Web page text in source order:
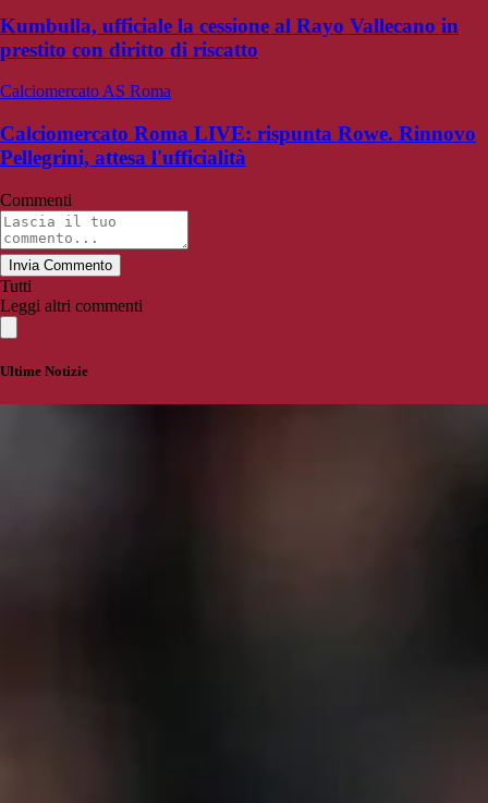
Kumbulla, ufficiale la cessione al Rayo Vallecano in
prestito con diritto di riscatto
Calciomercato AS Roma
Calciomercato Roma LIVE: rispunta Rowe. Rinnovo
Pellegrini, attesa l'ufficialità
Commenti
Invia Commento
Tutti
Leggi altri commenti
Ultime Notizie